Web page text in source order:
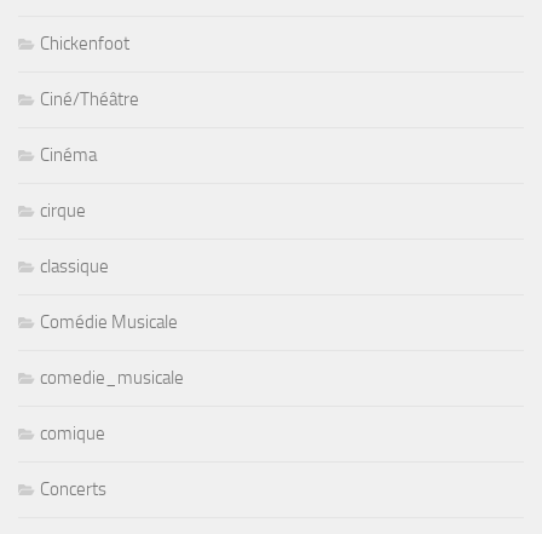
Chickenfoot
Ciné/Théâtre
Cinéma
cirque
classique
Comédie Musicale
comedie_musicale
comique
Concerts